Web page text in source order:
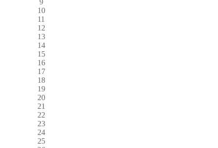
10
11
12
13
14
15
16
17
18
19
20
21
22
23
24
25